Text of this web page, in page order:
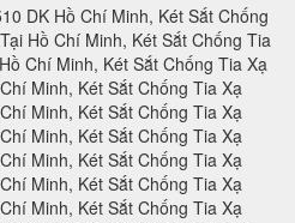
Đà Nẵng, Két Sắt Chống Tia Xạ NSA 1510 DK Tại Quận Liên Chiểu Tỉnh Đà Nẵng, Két Sắt Chống Tia Xạ NSA 1510 DK Tại Quận Thanh Khê Tỉnh Đà Nẵng, Két Sắt Chống Tia Xạ NSA 1510 DK Tại Quận Hải Châu Tỉnh Đà Nẵng, Két Sắt Chống Tia Xạ NSA 1510 DK Tại Quận Sơn Trà Tỉnh Đà Nẵng, Két Sắt Chống Tia Xạ NSA 1510 DK Tại Quận Ngũ Hành Sơn Tỉnh Đà Nẵng, Két Sắt Chống Tia Xạ NSA 1510 DK Tại Quận Cẩm Lệ Tỉnh Đà Nẵng, Két Sắt Chống Tia Xạ NSA 1510 DK TạiHuyện Hòa Vang Tỉnh Đà Nẵng, Két Sắt Chống Tia Xạ NSA 1510 DK Đắk Lắk, Két Sắt Chống Tia Xạ NSA 1510 DK Tại Thành phố Buôn Ma Thuột Tỉnh Đắk Lắk, Két Sắt Chống Tia Xạ NSA 1510 DK Tại Thị xã Buôn Hồ Tỉnh Đắk Lắk, Két Sắt Chống Tia Xạ NSA 1510 DK Tại Huyện Buôn Đôn Tỉnh Đắk Lắk, Két Sắt Chống Tia Xạ NSA 1510 DK Tại Huyện Cư Kuin Tỉnh Đắk Lắk, Két Sắt Chống Tia Xạ NSA 1510 DK Tại Huyện Cư M’gar Tỉnh Đắk Lắk, Két Sắt Chống Tia Xạ NSA 1510 DK Tại Huyện Ea H’leo Tỉnh Đắk Lắk, Két Sắt Chống Tia Xạ NSA 1510 DK Tại Huyện Ea Kar Tỉnh Đắk Lắk, Két Sắt Chống Tia Xạ NSA 1510 DK Tại Huyện Ea Súp Tỉnh Đắk Lắk, Két Sắt Chống Tia Xạ NSA 1510 DK Tại Huyện Krông Ana Tỉnh Đắk Lắk, Két Sắt Chống Tia Xạ NSA 1510 DK Tại Huyện Krông Bông Tỉnh Đắk Lắk, Két Sắt Chống Tia Xạ NSA 1510 DK Tại Huyện Krông Búk Tỉnh Đắk Lắk, Két Sắt Chống Tia Xạ NSA 1510 DK Tại Huyện Krông Năng Tỉnh Đắk Lắk, Két Sắt Chống Tia Xạ NSA 1510 DK Tại Huyện Krông Pắk Tỉnh Đắk Lắk, Két Sắt Chống Tia Xạ NSA 1510 DK Tại Huyện Lắk Tỉnh Đắk Lắk, Két Sắt Chống Tia Xạ NSA 1510 DK Tại Huyện M’Đrắk Tỉnh Đắk Lắk, Két Sắt Chống Tia Xạ NSA 1510 DK Đắk Nông, Két Sắt Chống Tia Xạ NSA 1510 DK Tại Thành phố Gia Nghĩa Tỉnh Đắk Nông, Két Sắt Chống Tia Xạ NSA 1510 DK Tại Huyện Cư Jút Tỉnh Đắk Nông, Két Sắt Chống Tia Xạ NSA 1510 DK Tại Huyện Đắk Glong Tỉnh Đắk Nông, Két Sắt Chống Tia Xạ NSA 1510 DK Tại Huyện Đắk Mil Tỉnh Đắk Nông, Két Sắt Chống Tia Xạ NSA 1510 DK Tại Huyện Đắk R’lấp Tỉnh Đắk Nông, Két Sắt Chống Tia Xạ NSA 1510 DK Tại Huyện Đắk Song Tỉnh Đắk Nông, Két Sắt Chống Tia Xạ NSA 1510 DK Tại Huyện Krông Nô Tỉnh Đắk Nông, Két Sắt Chống Tia Xạ NSA 1510 DK Tại Huyện Tuy Đức Tỉnh Đắk Nông, Két Sắt Chống Tia Xạ NSA 1510 DK Đồng Nai, Két Sắt Chống Tia Xạ NSA 1510 DK Tại Thành phố Biên Hòa Tỉnh Đồng Nai, Két Sắt Chống Tia Xạ NSA 1510 DK Tại Thành phố Long Khánh Tỉnh Đồng Nai, Két Sắt Chống Tia Xạ NSA 1510 DK Tại Huyện Cẩm Mỹ Tỉnh Đồng Nai, Két Sắt Chống Tia Xạ NSA 1510 DK Tại Huyện Định Quán Tỉnh Đồng Nai, Két Sắt Chống Tia Xạ NSA 1510 DK Tại Huyện Long Thành Tỉnh Đồng Nai, Két Sắt Chống Tia Xạ NSA 1510 DK Tại Huyện Nhơn Trạch Tỉnh Đồng Nai, Két Sắt Chống Tia Xạ NSA 1510 DK Tại Huyện Tân Phú Tỉnh Đồng Nai, Két Sắt Chống Tia Xạ NSA 1510 DK Tại Huyện Thống Nhất Tỉnh Đồng Nai, Két Sắt Chống Tia Xạ NSA 1510 DK Tại Huyện Trảng Bom Tỉnh Đồng Nai, Két Sắt Chống Tia Xạ NSA 1510 DK Tại Huyện Vĩnh Cửu Tỉnh Đồng Nai, Két Sắt Chống Tia Xạ NSA 1510 DK Tại Huyện Xuân Lộc Tỉnh Đồng Nai, Két Sắt Chống Tia Xạ NSA 1510 DK Biên Hòa, Két Sắt Chống Tia Xạ NSA 1510 DK Đồng Tháp, Két Sắt Chống Tia Xạ NSA 1510 DK Tại Thành phố Cao Lãnh Tỉnh Đồng Tháp, Két Sắt Chống Tia Xạ NSA 1510 DK Tại Thành phố Sa Đéc Tỉnh Đồng Tháp, Két Sắt Chống Tia Xạ NSA 1510 DK Tại Thị xã Hồng Ngự Tỉnh Đồng Tháp, Két Sắt Chống Tia Xạ NSA 1510 DK Tại Huyện Cao Lãnh Tỉnh Đồng Tháp, Két Sắt Chống Tia Xạ NSA 1510 DK Tại Huyện Châu Thành Tỉnh Đồng Tháp, Két Sắt Chống Tia Xạ NSA 1510 DK Tại Huyện Hồng Ngự Tỉnh Đồng Tháp, Két Sắt Chống Tia Xạ NSA 1510 DK Tại Huyện Lai Vung Tỉnh Đồng Tháp, Két Sắt Chống Tia Xạ NSA 1510 DK Tại Huyện Lấp Vò Tỉnh Đồng Tháp, Két Sắt Chống Tia Xạ NSA 1510 DK Tại Huyện Tam Nông Tỉnh Đồng Tháp, Két Sắt Chống Tia Xạ NSA 1510 DK Tại Huyện Tân Hồng Tỉnh Đồng Tháp, Két Sắt Chống Tia Xạ NSA 1510 DK Tại Huyện Thanh Bình Tỉnh Đồng Tháp, Két Sắt Chống Tia Xạ NSA 1510 DK Tại Huyện Tháp Mười Tỉnh Đồng Tháp, Két Sắt Chống Tia Xạ NSA 1510 DK Tại Thành phố Điện Biên Phủ Tỉnh Điện Biên, Két Sắt Chống Tia Xạ NSA 1510 DK Tại Thị xã Mường Lay Tỉnh Điện Biên, Két Sắt Chống Tia Xạ NSA 1510 DK Tại Huyện Điện Biên Tỉnh Điện Biên, Két Sắt Chống Tia Xạ NSA 1510 DK Tại Huyện Điện Biên Đông Tỉnh Điện Biên, Két Sắt Chống Tia Xạ NSA 1510 DK Tại Huyện Mường Ảng Tỉnh Điện Biên, Két Sắt Chống Tia Xạ NSA 1510 DK Tại Huyện Mường Chà Tỉnh Điện Biên, Két Sắt Chống Tia Xạ NSA 1510 DK Tại Huyện Mường Nhé Tỉnh Điện Biên, Két Sắt Chống Tia Xạ NSA 1510 DK Tại Huyện Nậm Pồ Tỉnh Điện Biên, Két Sắt Chống Tia Xạ NSA 1510 DK Tại Huyện Tủa Chùa Tỉnh Điện Biên, Két Sắt Chống Tia Xạ NSA 1510 DK Tại Huyện Tuần Giáo Tỉnh Điện Biên, Két Sắt Chống Tia Xạ NSA 1510 DK Điện Biên, Két Sắt Chống Tia Xạ NSA 1510 DK Gia Lai, Két Sắt Chống Tia Xạ NSA 1510 DK Tại Thành phố Pleiku Tỉnh Gia Lai, Két Sắt Chống Tia Xạ NSA 1510 DK Tại Thị xã An Khê Tỉnh Gia Lai, Két Sắt Chống Tia Xạ NSA 1510 DK Tại Thị xã Ayun Pa Tỉnh Gia Lai, Két Sắt Chống Tia Xạ NSA 1510 DK Tại Huyện Chư Păh Tỉnh Gia Lai, Két Sắt Chống Tia Xạ NSA 1510 DK Tại Huyện Chư Prông Tỉnh Gia Lai, Két Sắt Chống Tia Xạ NSA 1510 DK Tại Huyện Chư Pưh Tỉnh Gia Lai, Két Sắt Chống Tia Xạ NSA 1510 DK Tại Huyện Chư Sê Tỉnh Gia Lai, Két Sắt Chống Tia Xạ NSA 1510 DK Tại Huyện Đắk Đoa Tỉnh Gia Lai, Két Sắt Chống Tia Xạ NSA 1510 DK Tại Huyện Đak Pơ Tỉnh Gia Lai, Két Sắt Chống Tia Xạ NSA 1510 DK Tại Huyện Đức Cơ Tỉnh Gia Lai, Két Sắt Chống Tia Xạ NSA 1510 DK Tại Huyện Ia Grai Tỉnh